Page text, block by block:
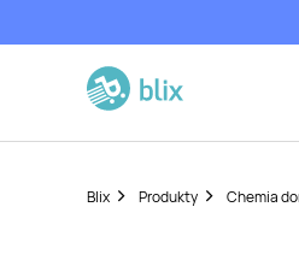
Blix Produkty Chemia